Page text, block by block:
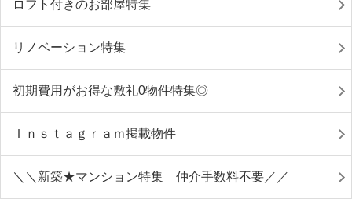
ロフト付きのお部屋特集
リノベーション特集
初期費用がお得な敷礼0物件特集◎
Ｉｎｓｔａｇｒａｍ掲載物件
＼＼新築★マンション特集 仲介手数料不要／／